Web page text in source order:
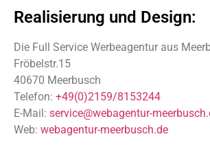
Realisierung und Design:
Die Full Service Werbeagentur aus
Fröbelstr.15
40670 Meerbusch
Telefon: +49(0)2159/8153244
E-Mail: service@webagentur-
Web: webagentur-meerbusch.de